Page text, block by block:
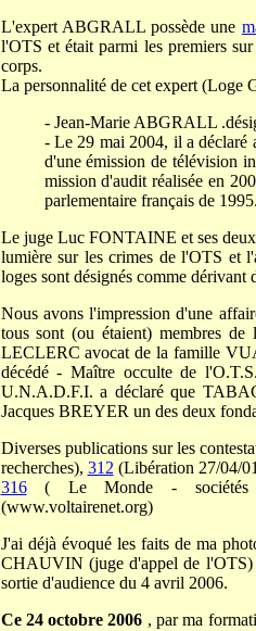
L'expert ABGRALL possède une
l'OTS et était parmi les premiers
corps.
La personnalité de cet expert (Loge
- Jean-Marie ABGRALL
- Le 29 mai 2004, il a déclaré
d'une émission de télévision
mission d'audit réalisée en
parlementaire français de 1995.
Le juge Luc FONTAINE et ses
lumière sur les crimes de l'OTS et
loges sont désignés comme dérivant
Nous avons l'impression d'une
tous sont (ou étaient) membres
LECLERC avocat de la famille
décédé - Maître occulte de
U.N.A.D.F.I. a déclaré que
Jacques BREYER un des deux
Diverses publications sur les
recherches), 312 (Libération 27/04/
316( Le Monde - sociétés
(www.voltairenet.org)
J'ai déjà évoqué les faits de ma
CHAUVIN (juge d'appel de l'OTS)
sortie d'audience du 4 avril 2006.
Ce 24 octobre 2006 , par ma